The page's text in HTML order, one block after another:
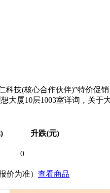
科技(核心合作伙伴)”特价促
大厦10层1003室详询，关于
升跌(元)
0
价为准） 查看商品